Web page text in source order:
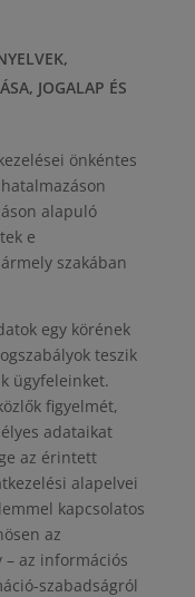
JOGALAP ÉS
önkéntes
alapuló
e
szakában
egy körének
teszik
ügyfeleinket.
figyelmét,
adataikat
az érintett
alapelvei
kapcsolatos
az
– az információs
szabadságról